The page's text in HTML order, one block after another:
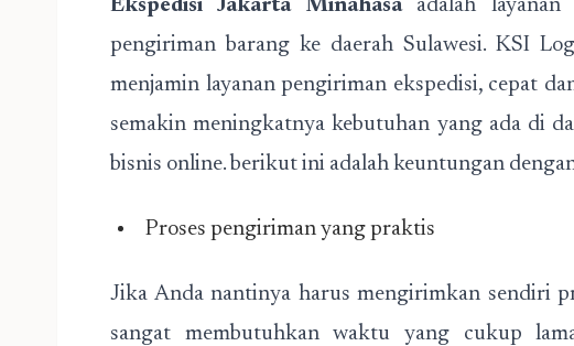
Ekspedisi Jakarta Minahasaadalah layanan
pengiriman barang ke daerah Sulawesi. KSI
menjamin layanan pengiriman ekspedisi, cepat
semakin meningkatnya kebutuhan yang ada di
bisnis online. berikut ini adalah keuntungan
Proses pengiriman yang praktis
Jika Anda nantinya harus mengirimkan sendiri
sangat membutuhkan waktu yang cukup